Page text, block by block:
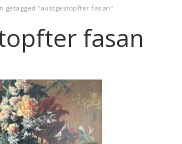
getagged “austgestopfter fasan”
fasan